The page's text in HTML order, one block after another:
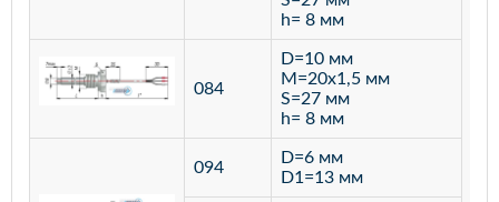
h= 8 мм
084
D=10 мм
M=20х1,5 мм
S=27 мм
h= 8 мм
094
D=6 мм
D1=13 мм